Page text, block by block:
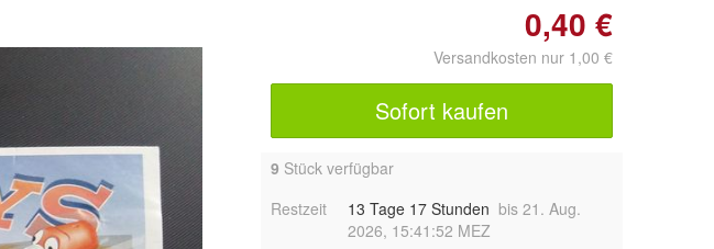
0,40 €
Versandkosten nur 1,00 €
Sofort kaufen
9 Stück verfügbar
Restzeit
13 Tage 17 Stunden bis 21. Aug.
2026, 15:41:52 MEZ